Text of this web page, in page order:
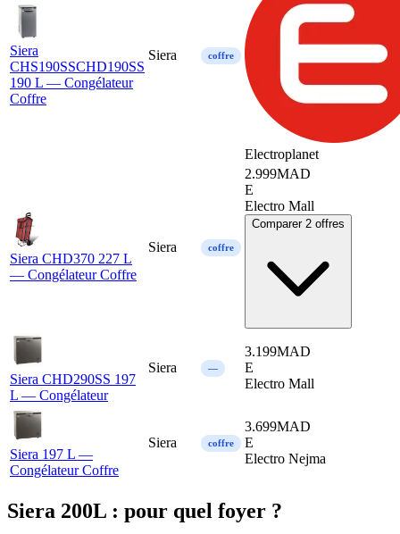
Siera
CHS190SSCHD190SS
190 L — Congélateur
Coffre
Siera coffre
Electroplanet
Siera CHD370 227 L
— Congélateur Coffre
Siera coffre
2.999MAD
E
Electro Mall
Comparer 2 offres
Siera CHD290SS 197
L — Congélateur
Siera —
3.199MAD
E
Electro Mall
Siera 197 L —
Congélateur Coffre
Siera coffre
3.699MAD
E
Electro Nejma
Siera 200L : pour quel foyer ?